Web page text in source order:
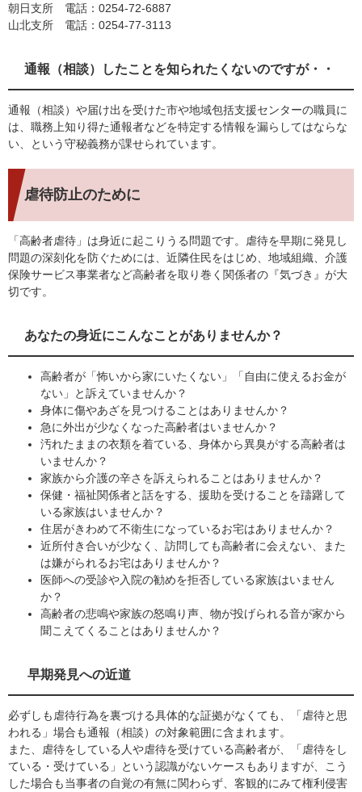
朝日支所 電話：0254-72-6887
山北支所 電話：0254-77-3113
通報（相談）したことを知られたくないのですが・・
通報（相談）や届け出を受けた市や地域包括支援センターの職員に
は、職務上知り得た通報者などを特定する情報を漏らしてはならな
い、という守秘義務が課せられています。
虐待防止のために
「高齢者虐待」は身近に起こりうる問題です。虐待を早期に発見し
問題の深刻化を防ぐためには、近隣住民をはじめ、地域組織、介護
保険サービス事業者など高齢者を取り巻く関係者の『気づき』が大
切です。
あなたの身近にこんなことがありませんか？
高齢者が「怖いから家にいたくない」「自由に使えるお金が
ない」と訴えていませんか？
身体に傷やあざを見つけることはありませんか？
急に外出が少なくなった高齢者はいませんか？
汚れたままの衣類を着ている、身体から異臭がする高齢者は
いませんか？
家族から介護の辛さを訴えられることはありませんか？
保健・福祉関係者と話をする、援助を受けることを躊躇して
いる家族はいませんか？
住居がきわめて不衛生になっているお宅はありませんか？
近所付き合いが少なく、訪問しても高齢者に会えない、また
は嫌がられるお宅はありませんか？
医師への受診や入院の勧めを拒否している家族はいません
か？
高齢者の悲鳴や家族の怒鳴り声、物が投げられる音が家から
聞こえてくることはありませんか？
早期発見への近道
必ずしも虐待行為を裏づける具体的な証拠がなくても、「虐待と思
われる」場合も通報（相談）の対象範囲に含まれます。
また、虐待をしている人や虐待を受けている高齢者が、「虐待をし
ている・受けている」という認識がないケースもありますが、こう
した場合も当事者の自覚の有無に関わらず、客観的にみて権利侵害